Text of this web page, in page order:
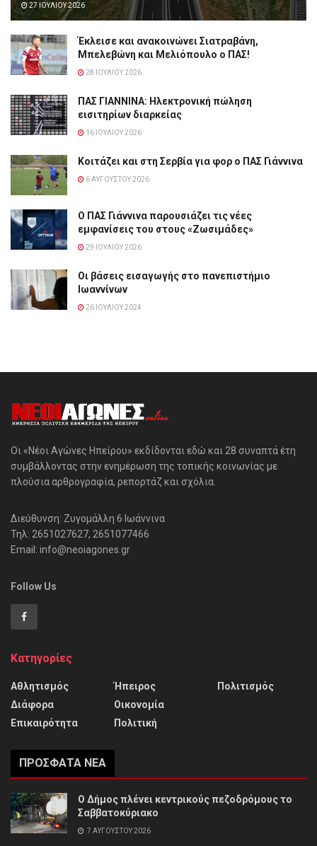
27 ΙΟΥΛΊΟΥ 2026
Έκλεισε και ανακοινώνει Σιατραβάνη,
Μπελεβώνη και Μελιόπουλο ο ΠΑΣ!
28 ΙΟΥΛΊΟΥ 2026
ΠΑΣ ΓΙΑΝΝΙΝΑ: Hλεκτρονική πώληση
εισιτηρίων διαρκείας
16 ΙΟΥΛΊΟΥ 2026
Κοιτάζει και στη Σερβία για φορ ο ΠΑΣ Γιάννινα
6 ΑΥΓΟΎΣΤΟΥ 2026
Ο ΠΑΣ Γιάννινα παρουσιάζει τις νέες
εμφανίσεις του στους «Ζωσιμάδες»
29 ΙΟΥΛΊΟΥ 2026
Οι βάσεις εισαγωγής στο πανεπιστήμιο
Ιωαννίνων
26 ΙΟΥΛΊΟΥ 2024
Οι «Νέοι Αγώνες Ηπείρου» εκδίδονται εδώ και 28 συναπτά έτη
συμβάλλοντας στην ενημέρωση της τοπικής κοινωνίας με
πλούσια αρθρογραφία, ρεπορτάζ και σχόλια.
Διεύθυνση: Ζυγομάλλη 6 Ιωάννινα
Τηλ: 2651027627, 2651077466
Email: info@neoiagones.gr
Follow Us
Κατηγορίες
Αθλητισμός
Διάφορα
Επικαιρότητα
Ήπειρος
Οικονομία
Πολιτική
Πολιτισμός
ΠΡΌΣΦΑΤΑ ΝΈΑ
Ο Δήμος πλένει κεντρικούς πεζοδρόμους το
Σαββατοκύριακο
7 ΑΥΓΟΎΣΤΟΥ 2026